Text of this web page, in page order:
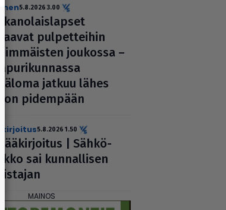
5.8.2026 3.00
pul­pet­tei­hin
joukossa –
jatkuu lähes
pidempään
5.8.2026 1.50
pää­kir­joi­tus | Säh­kö­
sai kun­nal­li­sen